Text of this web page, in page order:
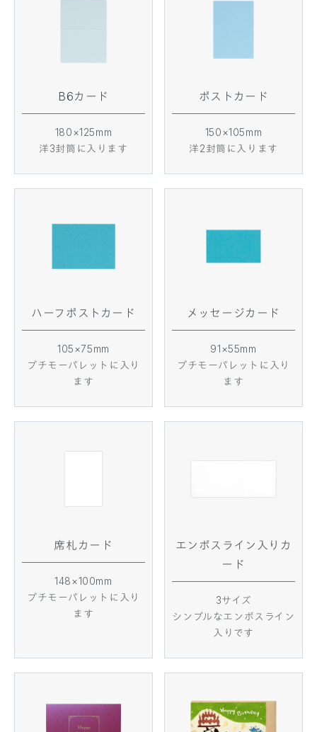
B6カード
180×125mm
洋3封筒に入ります
ポストカード
150×105mm
洋2封筒に入ります
ハーフポストカード
105×75mm
プチモーパレットに入り
ます
メッセージカード
91×55mm
プチモーパレットに入り
ます
席札カード
148×100mm
プチモーパレットに入り
ます
エンボスライン入りカ
ード
3サイズ
シンプルなエンボスライン
入りです